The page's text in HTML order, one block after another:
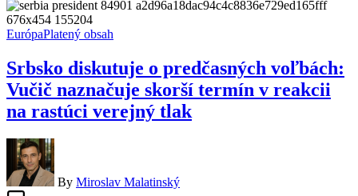
EurópaPlatený obsah
Srbsko diskutuje o predčasných voľbách:
Vučič naznačuje skorší termín v reakcii
na rastúci verejný tlak
By Miroslav Malatinský